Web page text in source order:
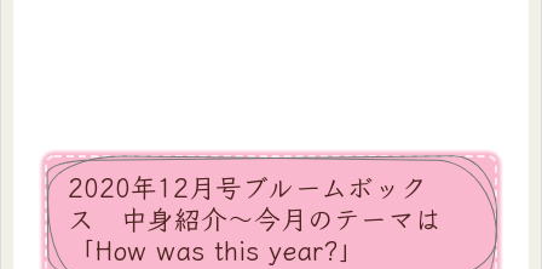
2020年12月号ブルームボック
ス 中身紹介～今月のテーマは
「How was this year?」